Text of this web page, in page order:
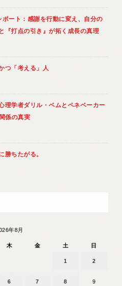
ート：感謝を行動に変え、自分の
『打点の引き』が拓く成長の真理
つ「考える」人
理学者ダリル・ベムとペネベーカー
係の真実
勝ちたがる。
年8月
木 金 土 日
1 2
6 7 8 9